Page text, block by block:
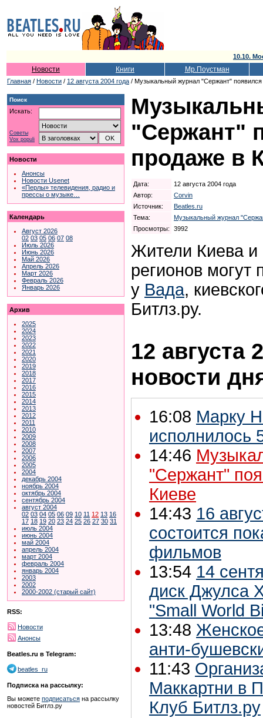
10.10.
Новости Книги Мр.Поустман
Главная / Новости / 12 августа 2004 года / Музыкальный журнал "Сержант" появился
Поиск
Искать:
Советы
Vox populi
Новости
Анонсы
Новости Usenet
«Перлы» телевидения, радио и
прессы о музыке…
Календарь
Август 2026
02 03 05 06 07 08
Июль 2026
Июнь 2026
Май 2026
Апрель 2026
Март 2026
Февраль 2026
Январь 2026
Архив
2025
2024
2023
2022
2021
2020
2019
2018
2017
2016
2015
2014
2013
2012
2011
2010
2009
2008
2007
2006
2005
2004
декабрь 2004
ноябрь 2004
октябрь 2004
сентябрь 2004
август 2004
02 03 04 05 06 09 10 11 12 13 16
17 18 19 20 23 24 25 26 27 30 31
июль 2004
июнь 2004
май 2004
апрель 2004
март 2004
февраль 2004
январь 2004
2003
2002
2000-2002 (старый сайт)
RSS:
Новости
Анонсы
Beatles.ru в Telegram:
beatles_ru
Подписка на рассылку:
Вы можете подписаться на рассылку
новостей Битлз.ру
"Сержант"
продаже в
Дата:
12 августа 2004 года
Автор:
Corvin
Источник:
Beatles.ru
Тема:
Музыкальный журнал
Просмотры:
3992
Жители Киева и
регионов могут
у Вада,
Битлз.ру.
12 августа
новости
16:08 Марку
исполнилось
14:46
"Сержант"
Киеве
14:43 16
состоится
фильмов
13:54 14
диск Джулса
"Small World
13:48
анти-
11:43
Маккартни в
Клуб Битлз.ру